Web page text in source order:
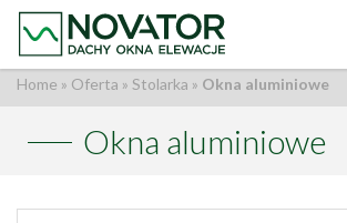
Home » Oferta » Stolarka » Okna aluminiowe
Okna aluminiowe